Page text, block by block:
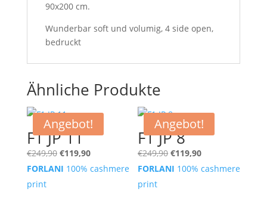
90x200 cm.
Wunderbar soft und volumig, 4 side open,
bedruckt
Ähnliche Produkte
Angebot!
F1 JP 11
€249,90 Ursprünglicher
Preis
€119,90Aktueller
Preis
FORLANI 100% cashmere
print
Angebot!
F1 JP 8
€249,90 Ursprünglicher
Preis
€119,90Aktueller
Preis
FORLANI 100% cashmere
print